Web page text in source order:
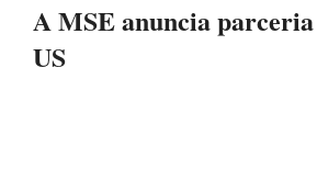
A MSE anuncia
US